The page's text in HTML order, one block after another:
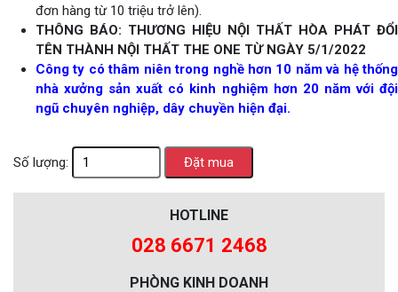
đơn hàng từ 10 triệu trở lên).
THÔNG BÁO: THƯƠNG HIỆU NỘI THẤT HÒA PHÁT ĐỔI
TÊN THÀNH NỘI THẤT THE ONE TỪ NGÀY 5/1/2022
Công ty có thâm niên trong nghề hơn 10 năm và hệ thống
nhà xưởng sản xuất có kinh nghiệm hơn 20 năm với đội
ngũ chuyên nghiệp, dây chuyền hiện đại.
Số lượng:
HOTLINE
028 6671 2468
PHÒNG KINH DOANH